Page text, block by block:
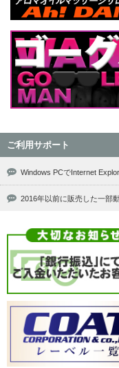
ご利用サポート
Windows PCでInternet
2016年以前に販売した一部